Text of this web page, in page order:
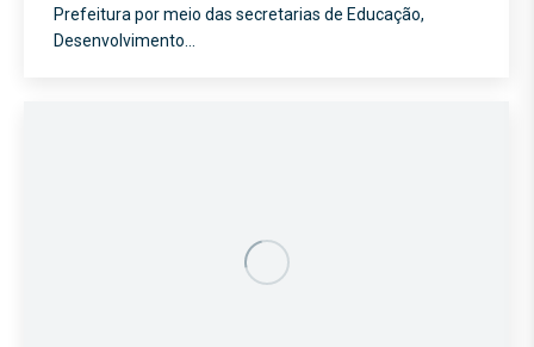
Prefeitura por meio das secretarias de Educação,
Desenvolvimento…